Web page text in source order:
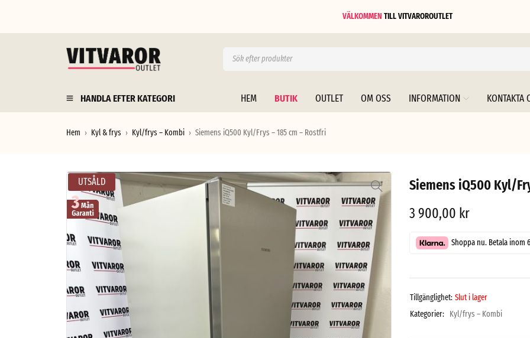
VÄLKOMMEN TILLVITVAROROUTLET
HANDLA EFTER KATEGORI HEM BUTIK OUTLET OM OSS INFORMATION KONTAKTA
Hem › Kyl & frys › Kyl/frys – Kombi › Siemens iQ500 Kyl/Frys – 185 cm – Rostfri
UTSÅLD
Siemens iQ500 Kyl/
3 900,00 kr
Shoppa nu. Betala inom
Tillgänglighet: Slut i lager
Kategorier: Kyl/frys – Kombi